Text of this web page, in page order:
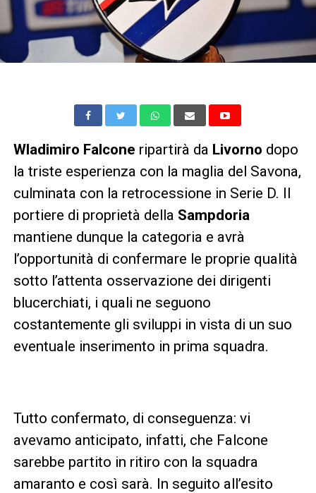
Wladimiro Falcone ripartirà da Livorno dopo
la triste esperienza con la maglia del Savona,
culminata con la retrocessione in Serie D. Il
portiere di proprietà della Sampdoria
mantiene dunque la categoria e avrà
l’opportunità di confermare le proprie qualità
sotto l’attenta osservazione dei dirigenti
blucerchiati, i quali ne seguono
costantemente gli sviluppi in vista di un suo
eventuale inserimento in prima squadra.
Tutto confermato, di conseguenza: vi
avevamo anticipato, infatti, che Falcone
sarebbe partito in ritiro con la squadra
amaranto e così sarà. In seguito all’esito